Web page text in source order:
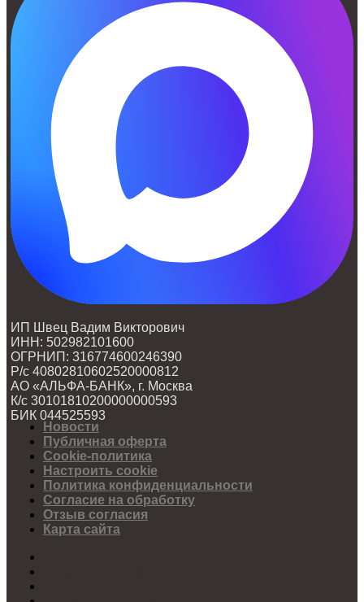
ИП Швец Вадим Викторович
ИНН: 502982101600
ОГРНИП: 316774600246390
Р/с 40802810602520000812
АО «АЛЬФА-БАНК», г. Москва
К/с 30101810200000000593
БИК 044525593
Новости
Публичная оферта
Cookie-политика
Настроить cookie
Политика конфиденциальности
Согласие на обработку
Отзыв согласия
Карта сайта